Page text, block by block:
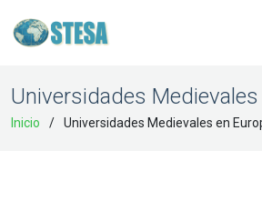
Universidades Medievales
Inicio Universidades Medievales en